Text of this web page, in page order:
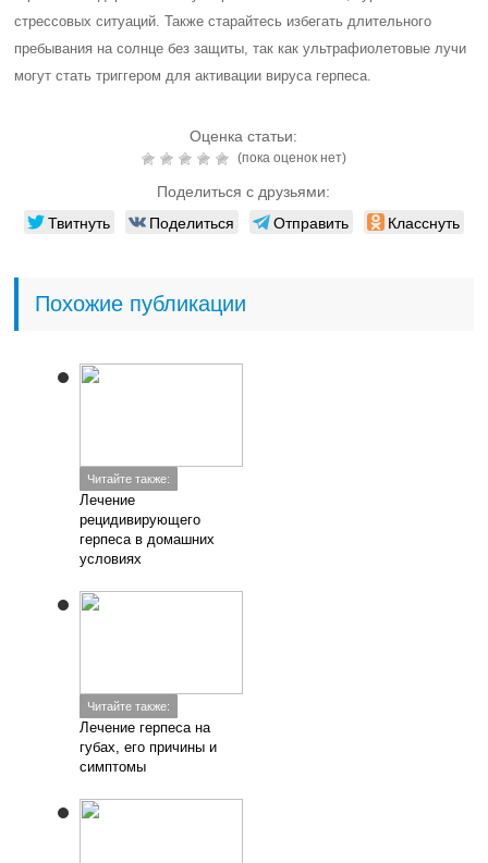
стрессовых ситуаций. Также старайтесь избегать длительного
пребывания на солнце без защиты, так как ультрафиолетовые лучи
могут стать триггером для активации вируса герпеса.
Оценка статьи:
(пока оценок нет)
Поделиться с друзьями:
Твитнуть Поделиться Отправить Класснуть
Похожие публикации
Читайте также:
Лечение
рецидивирующего
герпеса в домашних
условиях
Читайте также:
Лечение герпеса на
губах, его причины и
симптомы